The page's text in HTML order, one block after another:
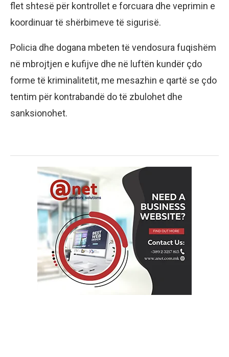
flet shtesë për kontrollet e forcuara dhe veprimin e
koordinuar të shërbimeve të sigurisë.
Policia dhe dogana mbeten të vendosura fuqishëm
në mbrojtjen e kufijve dhe në luftën kundër çdo
forme të kriminalitetit, me mesazhin e qartë se çdo
tentim për kontrabandë do të zbulohet dhe
sanksionohet.